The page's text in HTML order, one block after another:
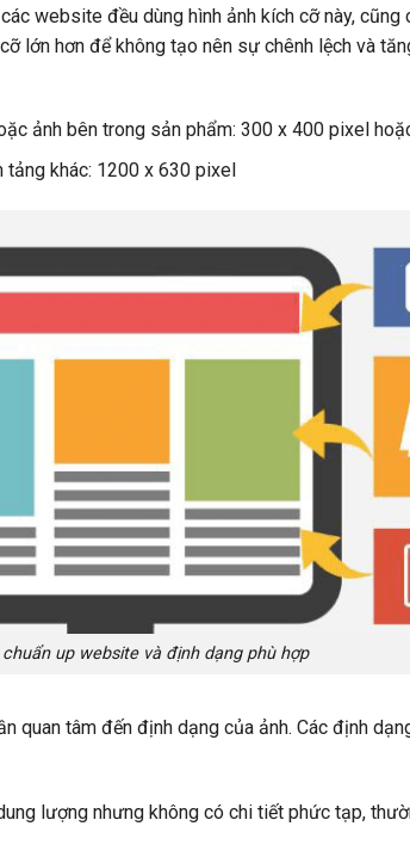
website đều dùng hình ảnh kích cỡ này, cũng
lớn hơn để không tạo nên sự chênh lệch và
ảnh bên trong sản phẩm: 300 x 400 pixel
khác: 1200 x 630 pixel
up website và định dạng phù hợp
quan tâm đến định dạng của ảnh. Các định
lượng nhưng không có chi tiết phức tạp,